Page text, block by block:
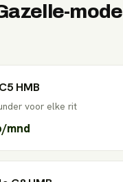
-
HMB
voor elke rit
mnd